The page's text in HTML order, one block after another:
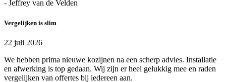
- Jeffrey van de Velden
Vergelijken is slim
22 juli 2026
We hebben prima nieuwe kozijnen na een scherp advies. Installatie
en afwerking is top gedaan. Wij zijn er heel gelukkig mee en raden
vergelijken van offertes bij iedereen aan.